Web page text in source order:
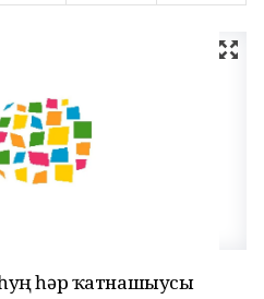
һуң һәр ҡатнашыусы